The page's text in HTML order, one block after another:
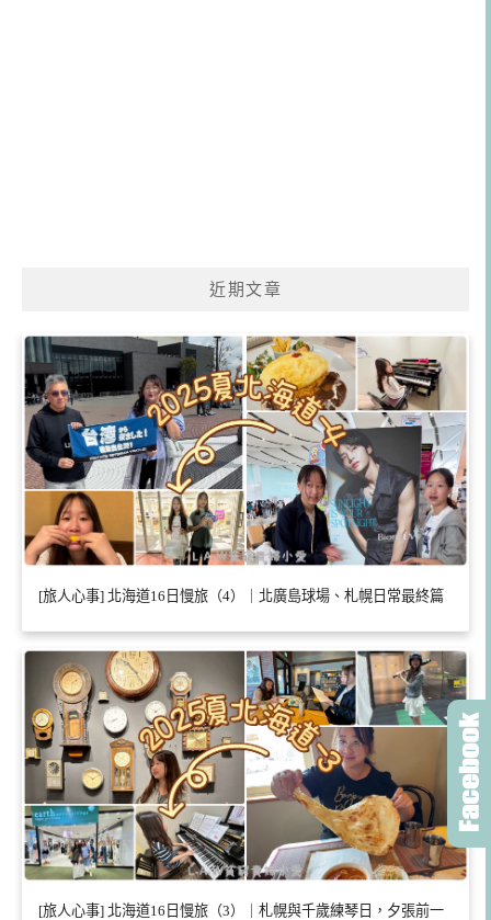
近期文章
[旅人心事] 北海道16日慢旅（4）｜北廣島球場、札幌日常最終篇
[旅人心事] 北海道16日慢旅（3）｜札幌與千歲練琴日，夕張前一